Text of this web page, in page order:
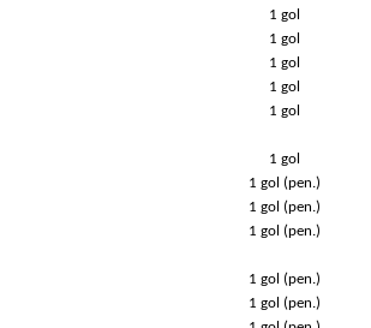
1 gol
1 gol
1 gol
1 gol
1 gol
1 gol
1 gol (pen.)
1 gol (pen.)
1 gol (pen.)
1 gol (pen.)
1 gol (pen.)